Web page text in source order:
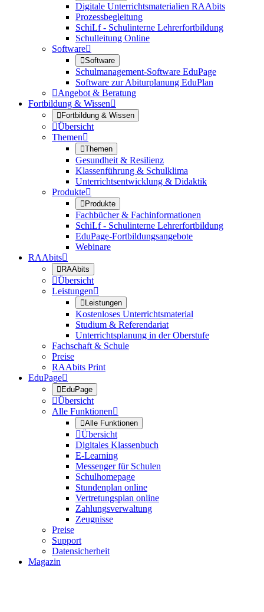
Digitale Unterrichtsmaterialien RAAbits
Prozessbegleitung
SchiLf - Schulinterne Lehrerfortbildung
Schulleitung Online
Software
Software
Schulmanagement-Software EduPage
Software zur Abiturplanung EduPlan
Angebot & Beratung
Fortbildung & Wissen
Fortbildung & Wissen
Übersicht
Themen
Themen
Gesundheit & Resilienz
Klassenführung & Schulklima
Unterrichtsentwicklung & Didaktik
Produkte
Produkte
Fachbücher & Fachinformationen
SchiLf - Schulinterne Lehrerfortbildung
EduPage-Fortbildungsangebote
Webinare
RAAbits
RAAbits
Übersicht
Leistungen
Leistungen
Kostenloses Unterrichtsmaterial
Studium & Referendariat
Unterrichtsplanung in der Oberstufe
Fachschaft & Schule
Preise
RAAbits Print
EduPage
EduPage
Übersicht
Alle Funktionen
Alle Funktionen
Übersicht
Digitales Klassenbuch
E-Learning
Messenger für Schulen
Schulhomepage
Stundenplan online
Vertretungsplan online
Zahlungsverwaltung
Zeugnisse
Preise
Support
Datensicherheit
Magazin